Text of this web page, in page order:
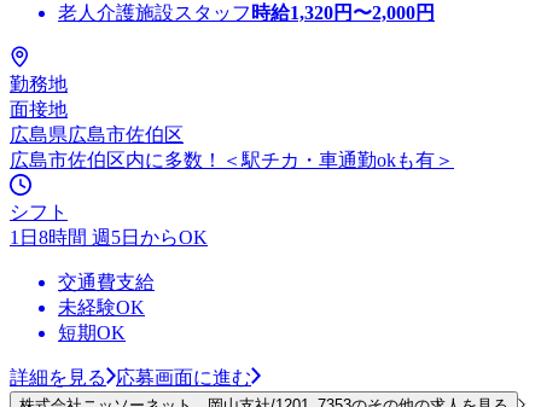
老人介護施設スタッフ 時給1,320円〜2,000円
勤務地
面接地
広島県広島市佐伯区
広島市佐伯区内に多数！＜駅チカ・車通勤okも有＞
シフト
1日8時間 週5日からOK
交通費支給
未経験OK
短期OK
詳細を見る 応募画面に進む